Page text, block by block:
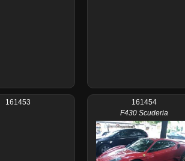
161453
161454
F430 Scuderia